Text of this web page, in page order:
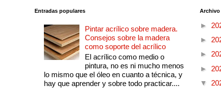
Entradas populares
Pintar acrílico sobre madera.
Consejos sobre la madera
como soporte del acrílico
El acrílico como medio o
pintura, no es ni mucho menos
lo mismo que el óleo en cuanto a técnica, y
hay que aprender y sobre todo practicar....
►
►
►
►
▼